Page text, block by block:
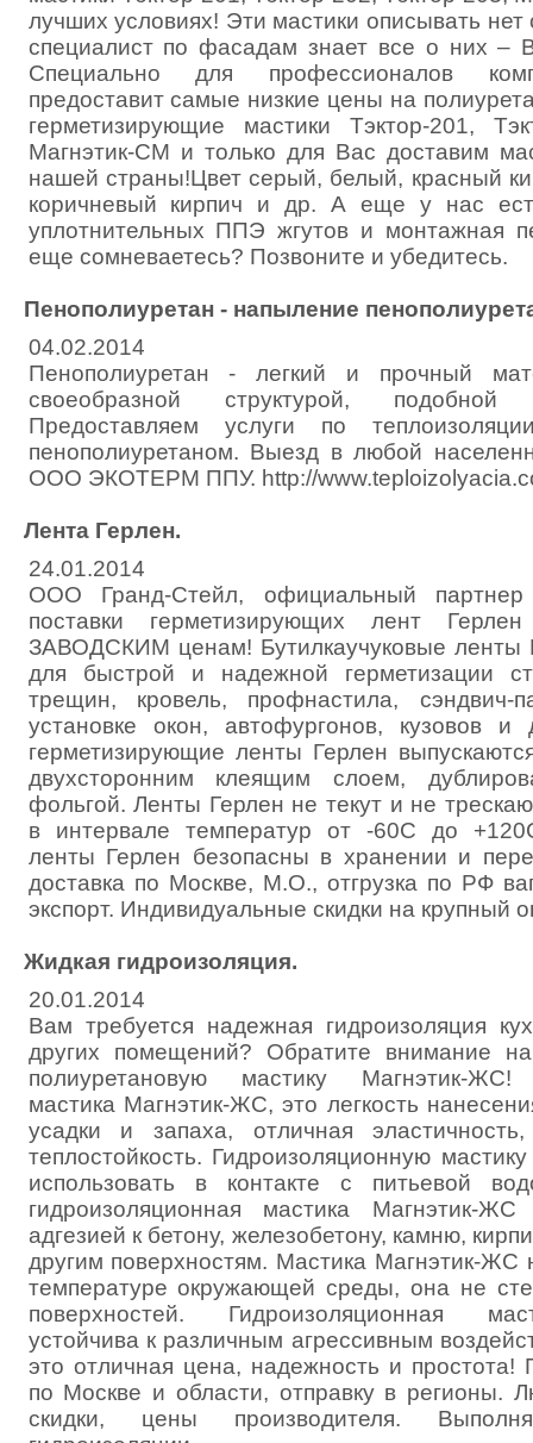
лучших условиях! Эти мастики описывать
специалист по фасадам знает все о них –
Специально для профессионалов
предоставит самые низкие цены на
герметизирующие мастики Тэктор-201,
Магнэтик-СМ и только для Вас доставим
нашей страны!Цвет серый, белый, красный
коричневый кирпич и др. А еще у нас
уплотнительных ППЭ жгутов и монтажная
еще сомневаетесь? Позвоните и убедитесь.
Пенополиуретан - напыление
04.02.2014
Пенополиуретан - легкий и прочный
своеобразной структурой,
Предоставляем услуги по
пенополиуретаном. Выезд в любой
ООО ЭКОТЕРМ ППУ. http://
Лента Герлен.
24.01.2014
ООО Гранд-Стейл, официальный партнер
поставки герметизирующих лент
ЗАВОДСКИМ ценам! Бутилкаучуковые ленты
для быстрой и надежной герметизации
трещин, кровель, профнастила, сэндвич-
установке окон, автофургонов, кузовов и
герметизирующие ленты Герлен
двухсторонним клеящим слоем,
фольгой. Ленты Герлен не текут и не
в интервале температур от -60С до
ленты Герлен безопасны в хранении и
доставка по Москве, М.О., отгрузка по РФ
экспорт. Индивидуальные скидки на крупный
Жидкая гидроизоляция.
20.01.2014
Вам требуется надежная гидроизоляция
других помещений? Обратите внимание на
полиуретановую мастику Магнэтик-ЖС!
мастика Магнэтик-ЖС, это легкость
усадки и запаха, отличная
теплостойкость. Гидроизоляционную
использовать в контакте с питьевой
гидроизоляционная мастика Магнэтик-
адгезией к бетону, железобетону, камню,
другим поверхностям. Мастика Магнэтик-ЖС
температуре окружающей среды, она не
поверхностей. Гидроизоляционная
устойчива к различным агрессивным
это отличная цена, надежность и простота!
по Москве и области, отправку в регионы.
скидки, цены производителя.